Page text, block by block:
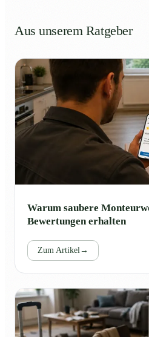
Aus unserem Ratgeber
Warum saubere
Bewertungen erhalten
Zum Artikel →